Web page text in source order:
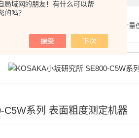
局域网的朋友！有什么可以帮
的吗？
： 测量/计量
C5W系列 表面粗度测定机器